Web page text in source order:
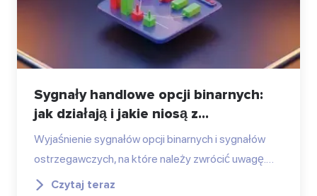
Sygnały handlowe opcji binarnych:
jak działają i jakie niosą z...
Wyjaśnienie sygnałów opcji binarnych i sygnałów
ostrzegawczych, na które należy zwrócić uwagę.…
Czytaj teraz